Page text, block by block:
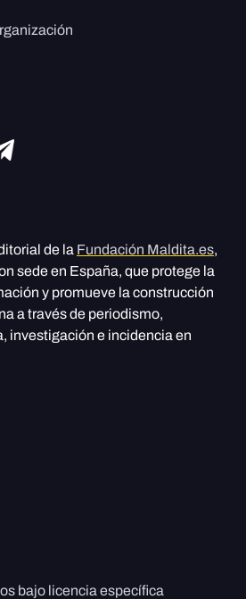
de la Fundación Maldita.es,
sede en España, que protege la
y promueve la construcción
a través de periodismo,
investigación e incidencia en
bajo licencia específica